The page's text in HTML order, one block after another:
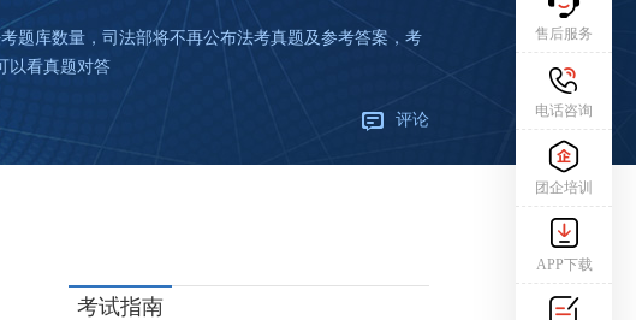
题库数量，司法部将不再公布法考真题及参考答案，考
以看真题对答
评论
考试指南
售后服务
电话咨询
团企培训
APP下载